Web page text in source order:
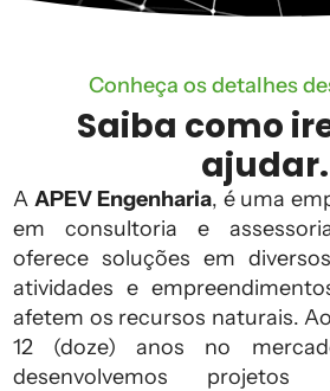
Conheça os detalhes
Saiba como
ajudar.
A APEV Engenharia, é uma
em consultoria e
oferece soluções em
atividades e
afetem os recursos naturais.
12 (doze) anos no
desenvolvemos projetos